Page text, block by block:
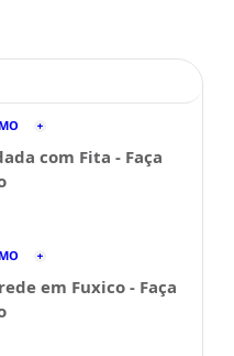
com Fita - Faça
em Fuxico - Faça